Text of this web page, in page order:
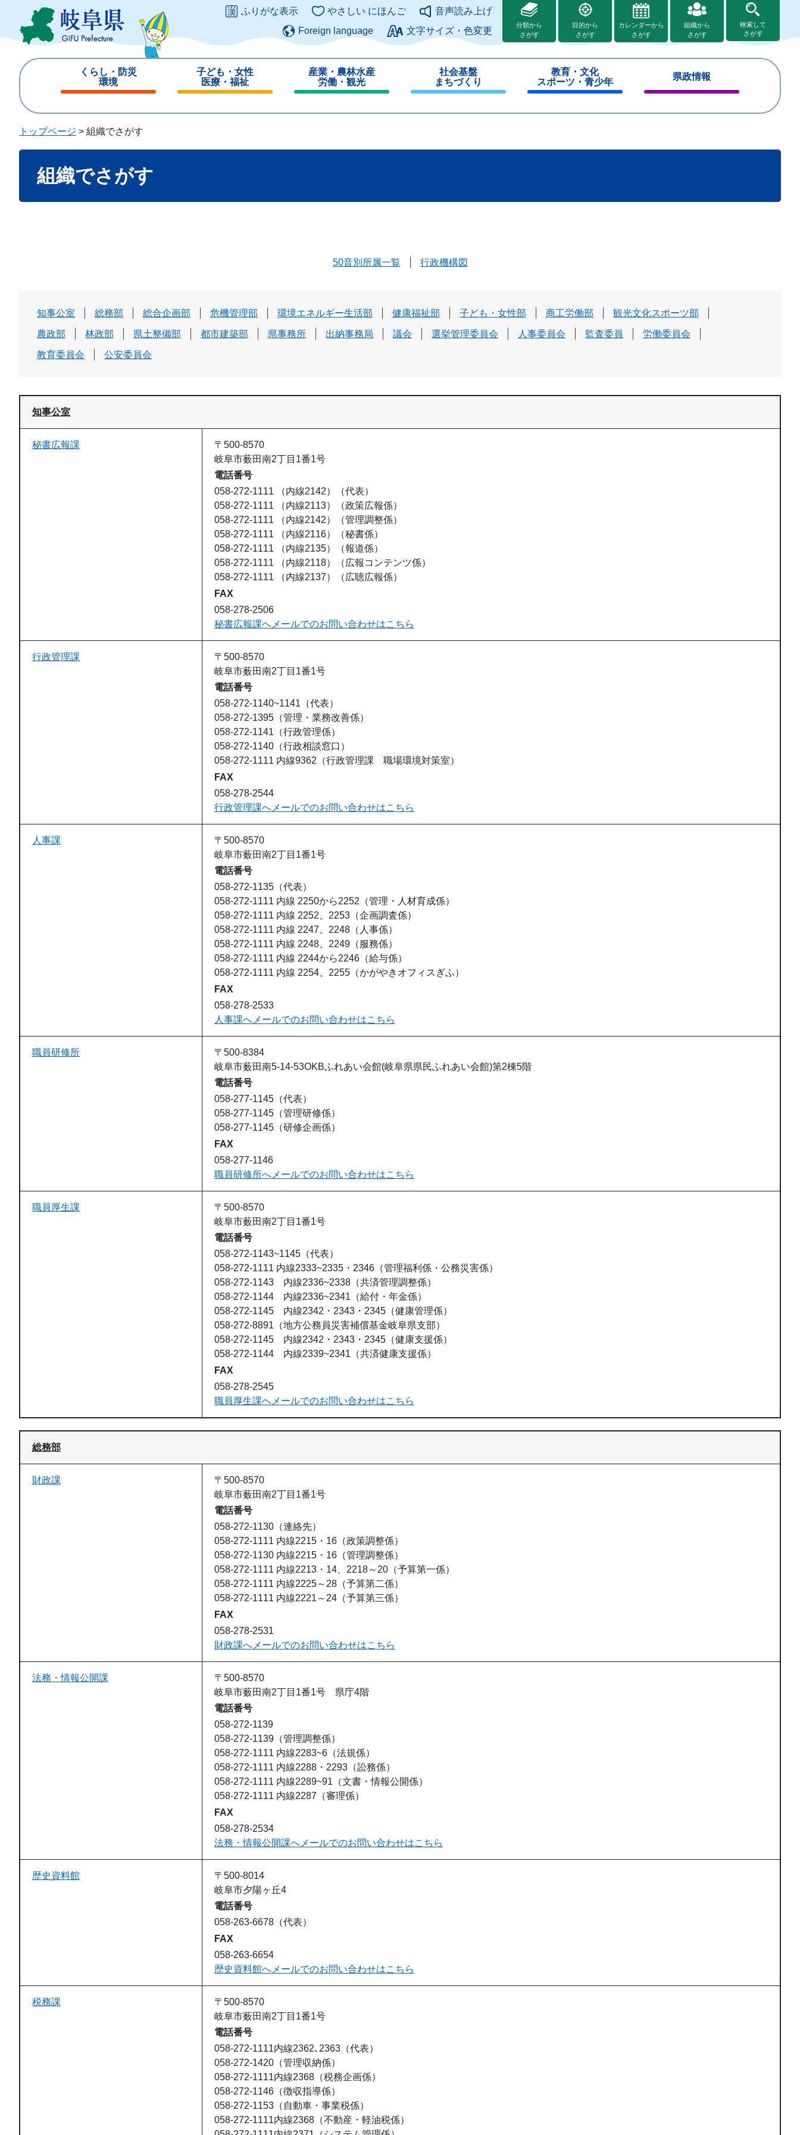
ジ
ュ
このページの本文へ
ふりがな表示 やさしい にほんご
音声読み上げ
Foreign language
文字サイズ・色変更
分類から
さがす
目的から
さがす
カレンダーから
さがす
組織から
さがす
検索して
さがす
くらし・防災
環境
じ
子ども・女性
医療・福祉
じ
産業・農林水産
労働・観光
じ
社会基盤
まちづくり
じ
教育・文化
スポーツ・青少年
じ
県政情報
じ
トップページ > 組織でさがす
組織でさがす
50音別所属一覧 行政機構図
知事公室 総務部 総合企画部 危機管理部 環境エネルギー生活部 健康福祉部 子ども・女性部 商工労働部 観光文化スポーツ部
農政部 林政部 県土整備部 都市建築部 県事務所 出納事務局 議会 選挙管理委員会 人事委員会 監査委員 労働委員会
教育委員会 公安委員会
知事公室
秘書広報課
〒500-8570
岐阜市薮田南2丁目1番1号
電話番号
058-272-1111 （内線2142）
代表
058-272-1111 （内線2113）
政策広報係
058-272-1111 （内線2142）
管理調整係
058-272-1111 （内線2116）
秘書係
058-272-1111 （内線2135）
報道係
058-272-1111 （内線2118）
広報コンテンツ係
058-272-1111 （内線2137）
広聴広報係
FAX
058-278-2506
秘書広報課へメールでのお問い合わせはこちら
行政管理課
〒500-8570
岐阜市薮田南2丁目1番1号
電話番号
058-272-1140~1141
代表
058-272-1395
管理・業務改善係
058-272-1141
行政管理係
058-272-1140
行政相談窓口
058-272-1111 内線9362
行政管理課 職場環境対策室
FAX
058-278-2544
行政管理課へメールでのお問い合わせはこちら
人事課
〒500-8570
岐阜市薮田南2丁目1番1号
電話番号
058-272-1135
代表
058-272-1111 内線 2250から2252
管理・人材育成係
058-272-1111 内線 2252、2253
企画調査係
058-272-1111 内線 2247、2248
人事係
058-272-1111 内線 2248、2249
服務係
058-272-1111 内線 2244から2246
給与係
058-272-1111 内線 2254、2255
かがやきオフィスぎふ
FAX
058-278-2533
人事課へメールでのお問い合わせはこちら
職員研修所
〒500-8384
岐阜市薮田南5-14-53OKBふれあい会館(岐阜県県民ふれあい会館)第2棟5階
電話番号
058-277-1145
代表
058-277-1145
管理研修係
058-277-1145
研修企画係
FAX
058-277-1146
職員研修所へメールでのお問い合わせはこちら
職員厚生課
〒500-8570
岐阜市薮田南2丁目1番1号
電話番号
058-272-1143~1145
代表
058-272-1111 内線2333~2335・2346
管理福利係・公務災害係
058-272-1143 内線2336~2338
共済管理調整係
058-272-1144 内線2336~2341
給付・年金係
058-272-1145 内線2342・2343・2345
健康管理係
058-272-8891
地方公務員災害補償基金岐阜県支部
058-272-1145 内線2342・2343・2345
健康支援係
058-272-1144 内線2339~2341
共済健康支援係
FAX
058-278-2545
職員厚生課へメールでのお問い合わせはこちら
総務部
財政課
〒500-8570
岐阜市薮田南2丁目1番1号
電話番号
058-272-1130
連絡先
058-272-1111 内線2215・16
政策調整係
058-272-1130 内線2215・16
管理調整係
058-272-1111 内線2213・14、2218～20
予算第一係
058-272-1111 内線2225～28
予算第二係
058-272-1111 内線2221～24
予算第三係
FAX
058-278-2531
財政課へメールでのお問い合わせはこちら
法務・情報公開課
〒500-8570
岐阜市薮田南2丁目1番1号 県庁4階
電話番号
058-272-1139
058-272-1139
管理調整係
058-272-1111 内線2283~6
法規係
058-272-1111 内線2288・2293
訟務係
058-272-1111 内線2289~91
文書・情報公開係
058-272-1111 内線2287
審理係
FAX
058-278-2534
法務・情報公開課へメールでのお問い合わせはこちら
歴史資料館
〒500-8014
岐阜市夕陽ヶ丘4
電話番号
058-263-6678
代表
FAX
058-263-6654
歴史資料館へメールでのお問い合わせはこちら
税務課
〒500-8570
岐阜市薮田南2丁目1番1号
電話番号
058-272-1111内線2362､2363
代表
058-272-1420
管理収納係
058-272-1111内線2368
税務企画係
058-272-1146
徴収指導係
058-272-1153
自動車・事業税係
058-272-1111内線2368
不動産・軽油税係